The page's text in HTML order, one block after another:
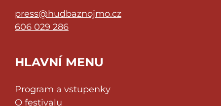
press@hudbaznojmo.cz
606 029 286
HLAVNÍ MENU
Program a vstupenky
O festivalu